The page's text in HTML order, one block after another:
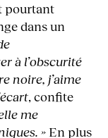
pourtant
dans un
à l’obscurité
noire, j’aime
, confite
me
» En plus